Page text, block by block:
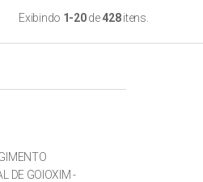
Exibindo 1-20de428itens.
DE GOIOXIM -